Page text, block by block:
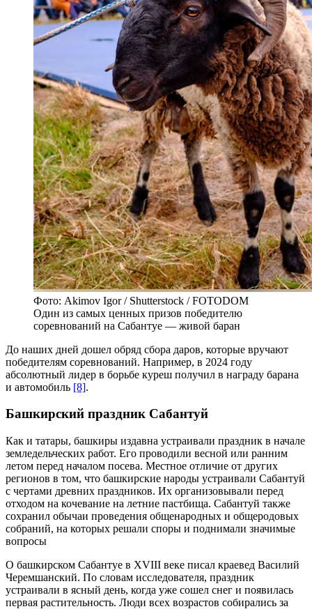
Фото: Akimov Igor / Shutterstock / FOTODOM
Один из самых ценных призов победителю
соревнований на Сабантуе — живой баран
До наших дней дошел обряд сбора даров, которые вручают
победителям соревнований. Например, в 2024 году
абсолютный лидер в борьбе куреш получил в награду барана
и автомобиль [8].
Башкирский праздник Сабантуй
Как и татары, башкиры издавна устраивали праздник в начале
земледельческих работ. Его проводили весной или ранним
летом перед началом посева. Местное отличие от других
регионов в том, что башкирские народы устраивали Сабантуй
с чертами древних праздников. Их организовывали перед
отходом на кочевание на летние пастбища. Сабантуй также
сохранил обычаи проведения общенародных и общеродовых
собраний, на которых решали споры и поднимали значимые
вопросы
О башкирском Сабантуе в XVIII веке писал краевед Василий
Черемшанский. По словам исследователя, праздник
устраивали в ясный день, когда уже сошел снег и появилась
первая растительность. Люди всех возрастов собирались за